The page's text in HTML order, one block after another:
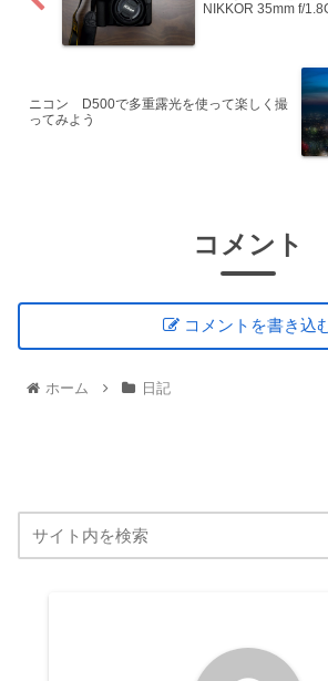
NIKKOR 35mm f/
ニコン D500で多重露光を使って楽しく撮
ってみよう
コメント
コメントを書き込
ホーム 日記